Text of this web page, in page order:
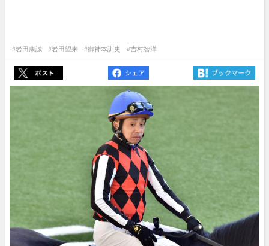
#岩田康誠 #岩田望来 #御神本訓史 #吉村智洋